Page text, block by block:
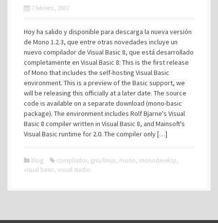
7 febrero, 2007
Hoy ha salido y disponible para descarga la nueva versión
de Mono 1.2.3, que entre otras novedades incluye un
nuevo compilador de Visual Basic 8, que está desarrollado
completamente en Visual Basic 8: This is the first release
of Mono that includes the self-hosting Visual Basic
environment. This is a preview of the Basic support, we
will be releasing this officially at a later date. The source
code is available on a separate download (mono-basic
package). The environment includes Rolf Bjarne's Visual
Basic 8 compiler written in Visual Basic 8, and Mainsoft's
Visual Basic runtime for 2.0. The compiler only […]
blog compilador, gnu/linux, mono, monodevelop,
visual basic, visual studio